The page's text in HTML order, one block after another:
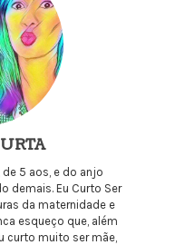
5 aos, e do anjo
demais. Eu Curto Ser
da maternidade e
esqueço que, além
curto muito ser mãe,